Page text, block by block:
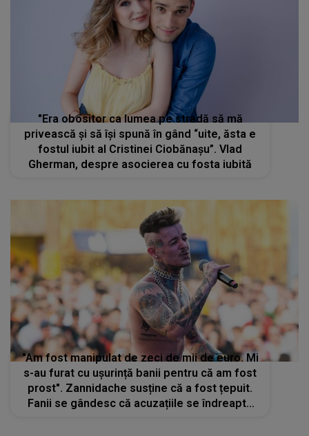
"Era obositor ca lumea pe stradă să mă
privească și să își spună în gând “uite, ăsta e
fostul iubit al Cristinei Ciobănașu”. Vlad
Gherman, despre asocierea cu fosta iubită
"Am fost manipulat de zeci de mii de euro. Mi
s-au furat cu ușurință banii pentru că am fost
prost". Zannidache susține că a fost țepuit.
Fanii se gândesc că acuzațiile se îndreaptă